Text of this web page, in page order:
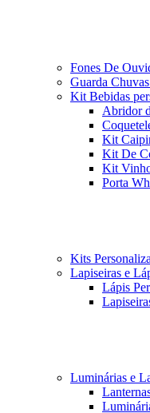
Fones De
Guarda
Kit Bebidas
Abridor
Kit
Kit De
Kit
Porta
Kits
Lapiseiras e
Lápis
Luminárias e